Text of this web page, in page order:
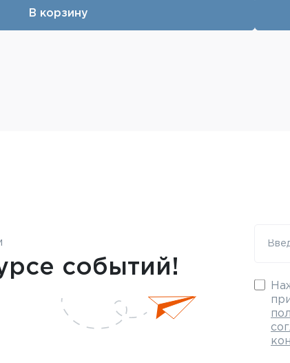
В корзину
событий!